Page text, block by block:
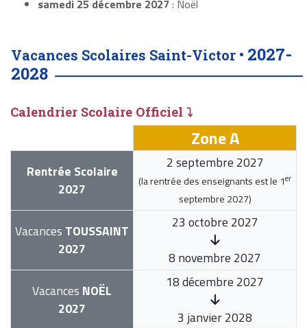
samedi 25 décembre 2027: Noël
Vacances Scolaires Saint-Victor • 2027-
2028
Calendrier Scolaire Officiel ⤵
Zone A
Rentrée Scolaire
2027
2 septembre 2027
(la rentrée des enseignants est le 1er
septembre 2027)
Vacances TOUSSAINT
2027
23 octobre 2027
8 novembre 2027
Vacances NOËL
2027
18 décembre 2027
3 janvier 2028